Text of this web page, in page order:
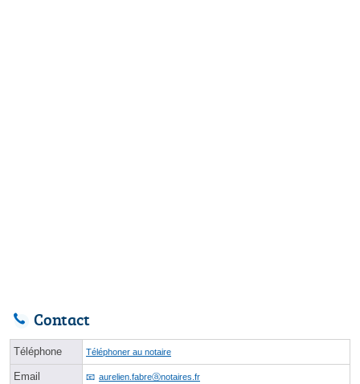
Contact
Téléphone Téléphoner au notaire
Email aurelien.fabreⓐnotaires.fr